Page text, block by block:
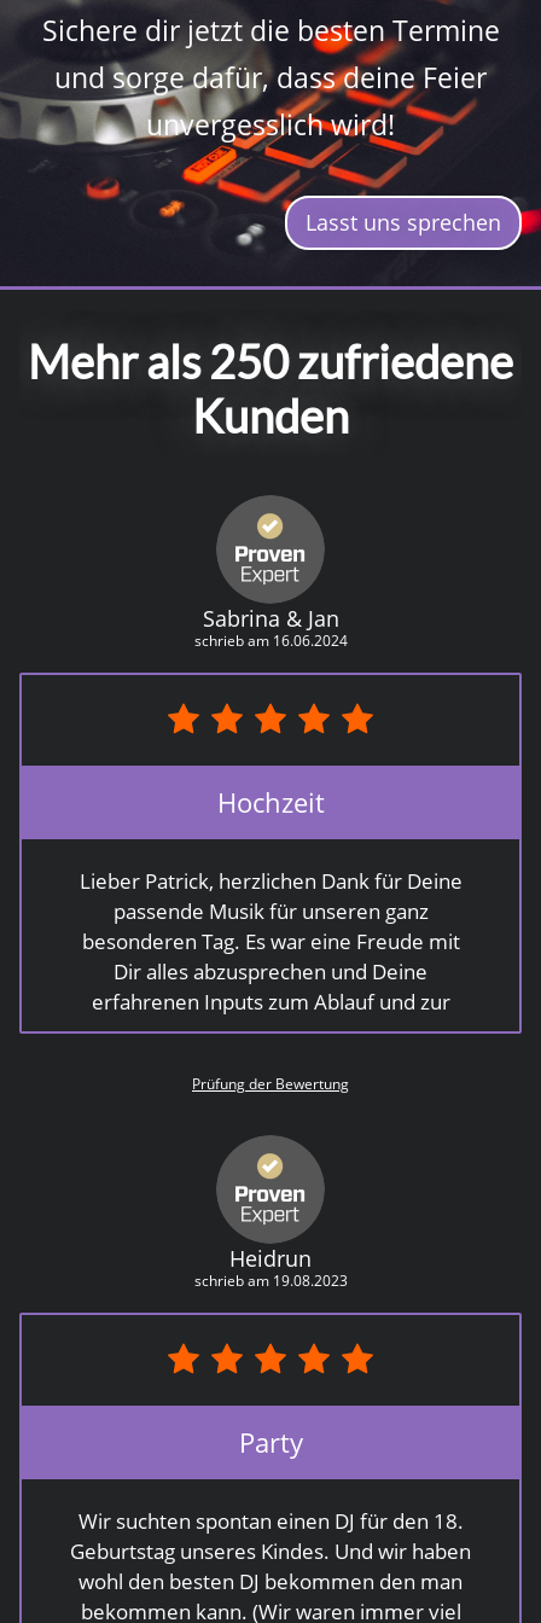
Sichere dir jetzt die besten Termine
und sorge dafür, dass deine Feier
unvergesslich wird!
Lasst uns sprechen
Mehr als 250 zufriedene
Kunden
Sabrina & Jan
schrieb am 16.06.2024
Hochzeit
Lieber Patrick, herzlichen Dank für Deine
passende Musik für unseren ganz
besonderen Tag. Es war eine Freude mit
Dir alles abzusprechen und Deine
erfahrenen Inputs zum Ablauf und zur
Auswahl haben uns sehr geholfen. Deine
Trauung im Weinberg ohne Strom perfekt.
gebracht und die Stimmung war
grossartig. Wir werden Dich gerne
weiterempfehlen und freuen uns, wenn
Du und bei einem nächsten grösseren
Fest wieder musikalisch begleitest. Vielen
Prüfung der Bewertung
Heidrun
schrieb am 19.08.2023
Party
Wir suchten spontan einen DJ für den 18.
Geburtstag unseres Kindes. Und wir haben
wohl den besten DJ bekommen den man
bekommen kann. (Wir waren immer viel